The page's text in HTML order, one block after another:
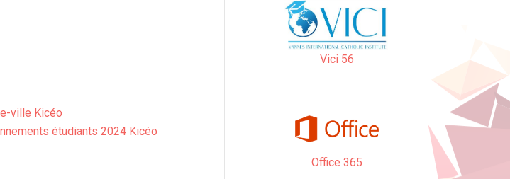
ville Kicéo
étudiants 2024 Kicéo
Vici 56
Office 365